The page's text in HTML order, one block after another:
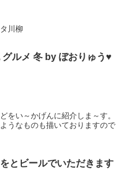
川柳
グルメ 冬 by ぼおりゅう♥
をい～かげんに紹介しま～す。
うなものも描いておりますので
とビールでいただきます